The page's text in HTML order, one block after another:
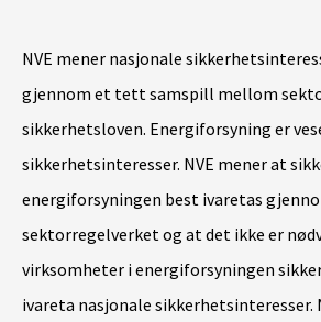
NVE mener nasjonale
gjennom et tett samspill mellom
sikkerhetsloven. Energiforsyning er
sikkerhetsinteresser. NVE mener at
energiforsyningen best ivaretas
sektorregelverket og at det ikke er
virksomheter i energiforsyningen
ivareta nasjonale sikkerhetsinteresser.